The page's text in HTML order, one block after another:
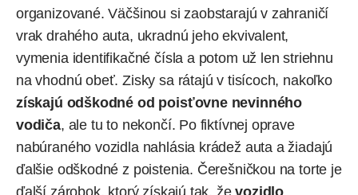
organizované. Väčšinou si zaobstarajú v zahraničí
vrak drahého auta, ukradnú jeho ekvivalent,
vymenia identifikačné čísla a potom už len striehnu
na vhodnú obeť. Zisky sa rátajú v tisícoch, nakoľko
získajú odškodné od poisťovne nevinného
vodiča, ale tu to nekončí. Po fiktívnej oprave
nabúraného vozidla nahlásia krádež auta a žiadajú
ďalšie odškodné z poistenia. Čerešničkou na torte je
ďalší zárobok, ktorý získajú tak, ževozidlo